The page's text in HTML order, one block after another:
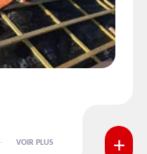
VOIR PLUS